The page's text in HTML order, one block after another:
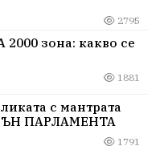
2795
зона: какво се
1881
с мантрата
ПАРЛАМЕНТА
1791